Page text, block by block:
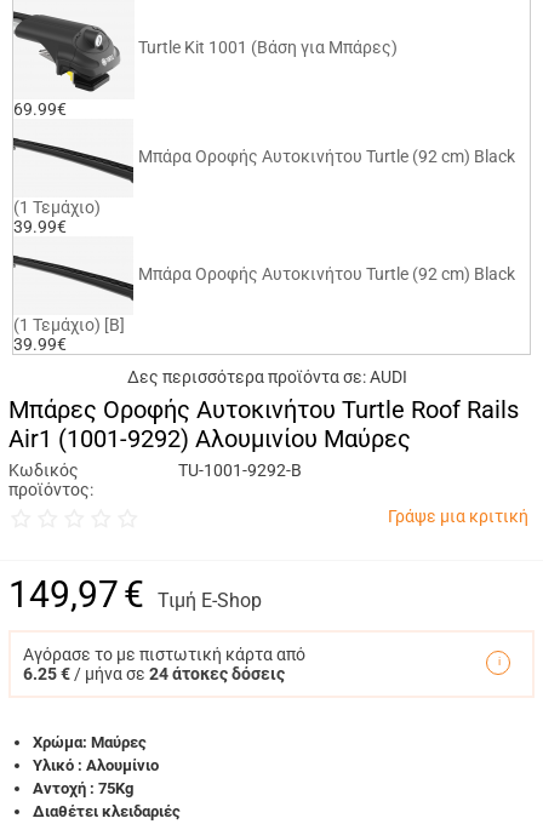
Turtle Kit 1001 (Βάση για Μπάρες)
69.99€
Μπάρα Οροφής Αυτοκινήτου Turtle (92 cm) Black
(1 Τεμάχιο)
39.99€
Μπάρα Οροφής Αυτοκινήτου Turtle (92 cm) Black
(1 Τεμάχιο) [B]
39.99€
Δες περισσότερα προϊόντα σε:AUDI
Μπάρες Οροφής Αυτοκινήτου Turtle Roof Rails
Air1 (1001-9292) Αλουμινίου Μαύρες
Κωδικός
προϊόντος:
TU-1001-9292-B
Γράψε μια κριτική
149,97€ Τιμή E-Shop
Αγόρασε το με πιστωτική κάρτα από
6.25 € / μήνα σε 24 άτοκες δόσεις
Χρώμα: Μαύρες
Υλικό : Αλουμίνιο
Αντοχή : 75Kg
Διαθέτει κλειδαριές